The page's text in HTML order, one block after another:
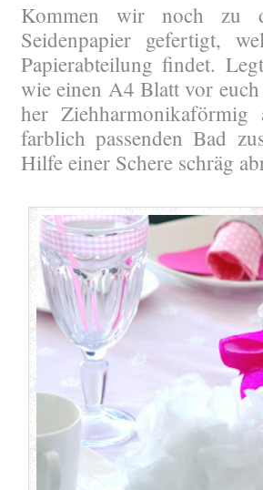
Kommen wir noch zu
Seidenpapier gefertigt,
Papierabteilung findet.
wie einen A4 Blatt vor
her
farblich passenden Bad
Hilfe einer Schere schräg